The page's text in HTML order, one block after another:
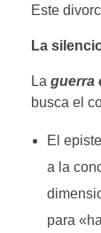
Este
La
La guerra
busca el
El
a la
para